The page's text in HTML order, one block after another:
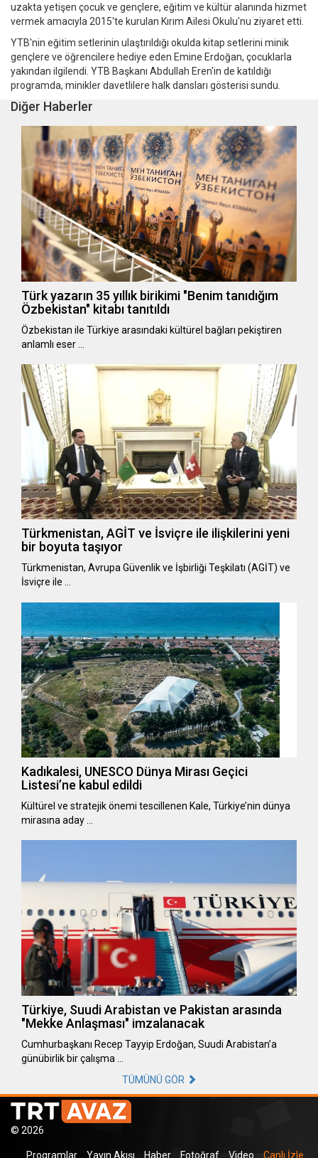
uzakta yetişen çocuk ve gençlere, eğitim ve kültür alanında hizmet
vermek amacıyla 2015'te kurulan Kırım Ailesi Okulu'nu ziyaret etti.
YTB'nin eğitim setlerinin ulaştırıldığı okulda kitap setlerini minik
gençlere ve öğrencilere hediye eden Emine Erdoğan, çocuklarla
yakından ilgilendi. YTB Başkanı Abdullah Eren'in de katıldığı
programda, minikler davetlilere halk dansları gösterisi sundu.
Diğer Haberler
Türk yazarın 35 yıllık birikimi "Benim tanıdığım
Özbekistan" kitabı tanıtıldı
Özbekistan ile Türkiye arasındaki kültürel bağları pekiştiren
anlamlı eser …
Türkmenistan, AGİT ve İsviçre ile ilişkilerini yeni
bir boyuta taşıyor
Türkmenistan, Avrupa Güvenlik ve İşbirliği Teşkilatı (AGİT) ve
İsviçre ile …
Kadıkalesi, UNESCO Dünya Mirası Geçici
Listesi’ne kabul edildi
Kültürel ve stratejik önemi tescillenen Kale, Türkiye’nin dünya
mirasına aday …
Türkiye, Suudi Arabistan ve Pakistan arasında
"Mekke Anlaşması" imzalanacak
Cumhurbaşkanı Recep Tayyip Erdoğan, Suudi Arabistan’a
günübirlik bir çalışma …
TÜMÜNÜ GÖR
© 2026
Programlar Yayın Akışı Haber Fotoğraf Video Canlı İzle